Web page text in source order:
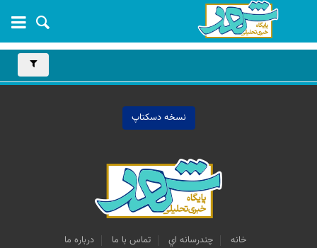
نسخه دسکتاپ
خانه چندرسانه اي تماس با ما درباره ما